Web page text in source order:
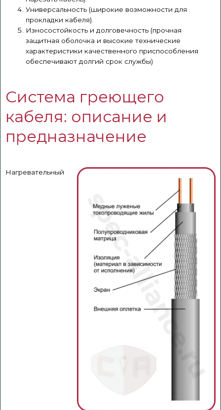
Универсальность (широкие возможности для
прокладки кабеля).
Износостойкость и долговечность (прочная
защитная оболочка и высокие технические
характеристики качественного приспособления
обеспечивают долгий срок службы)
Система греющего
кабеля: описание и
предназначение
Нагревательный